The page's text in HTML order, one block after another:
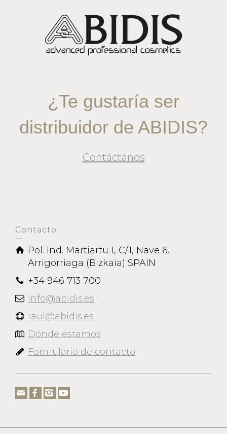
¿Te gustaría ser
distribuidor de ABIDIS?
Contáctanos
Contacto
Pol. Ind. Martiartu 1, C/1, Nave 6.
Arrigorriaga (Bizkaia) SPAIN
+34 946 713 700
info@abidis.es
raul@abidis.es
Dónde estamos
Formulario de contacto